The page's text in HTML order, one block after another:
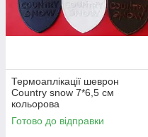
Термоаплікації шеврон
Country snow 7*6,5 см
кольорова
Готово до відправки